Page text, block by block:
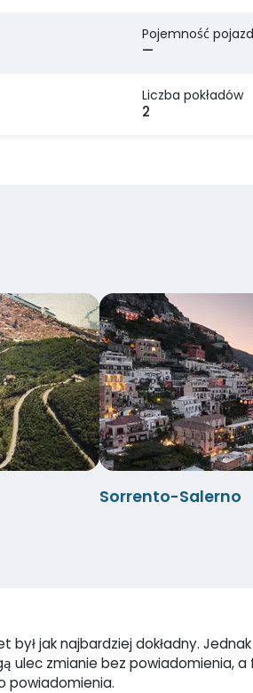
Pojemność
—
Liczba pokładów
2
Sorrento-Salerno
jak najbardziej dokładny.
ulec zmianie bez powiadomienia,
powiadomienia.